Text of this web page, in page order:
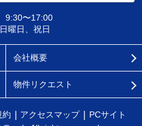
9:30〜17:00
日曜日、祝日
会社概要
物件リクエスト
約 アクセスマップ
PCサイト